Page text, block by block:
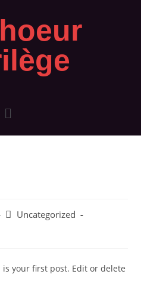
Uncategorized
is your first post. Edit or delete